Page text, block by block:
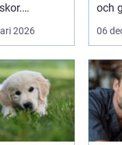
2026
och
sjöar...
06